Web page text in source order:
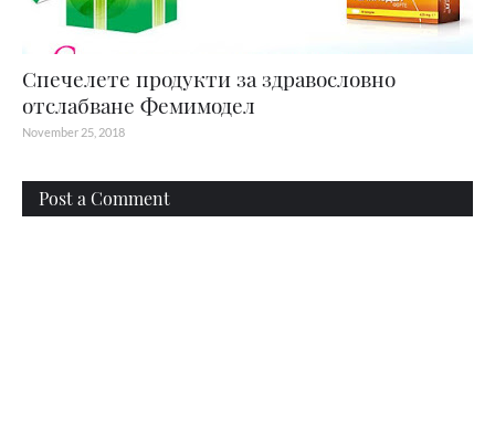
Спечелете продукти за здравословно
отслабване Фемимодел
November 25, 2018
Post a Comment